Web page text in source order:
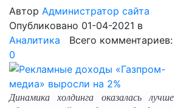
Автор Администратор сайта
Опубликовано 01-04-2021 в
Аналитика Всего комментариев:
0
Динамика холдинга оказалась лучше